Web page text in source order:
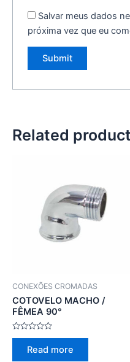
Salvar meus dados
próxima vez que eu
Related
CONEXÕES CROMADAS
COTOVELO MACHO /
FÊMEA 90°
Rated
Read more